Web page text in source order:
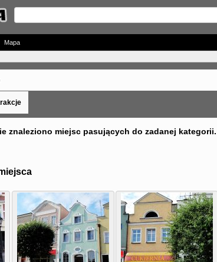
Mapa
znaleziono miejsc pasujących do zadanej kategorii.